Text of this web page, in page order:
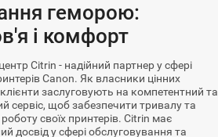
геморою:
і комфорт
Citrin - надійний партнер у сфері
Canon. Як власники цінних
заслуговують на компетентний та
сервіс, щоб забезпечити тривалу та
своїх принтерів. Citrin має
досвід у сфері обслуговування та